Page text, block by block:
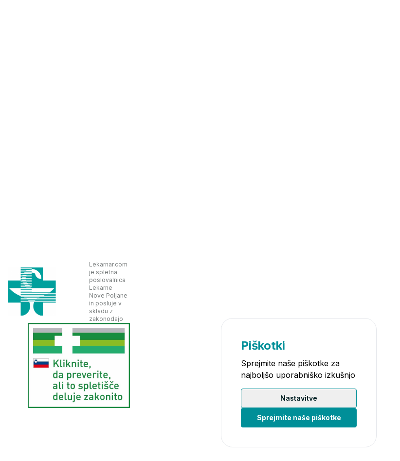
Lekarnar.com
je spletna
poslovalnica
Lekarne
Nove Poljane
in posluje v
skladu z
zakonodajo
Piškotki
Sprejmite naše piškotke za
najboljšo uporabniško izkušnjo
Nastavitve
Sprejmite naše piškotke